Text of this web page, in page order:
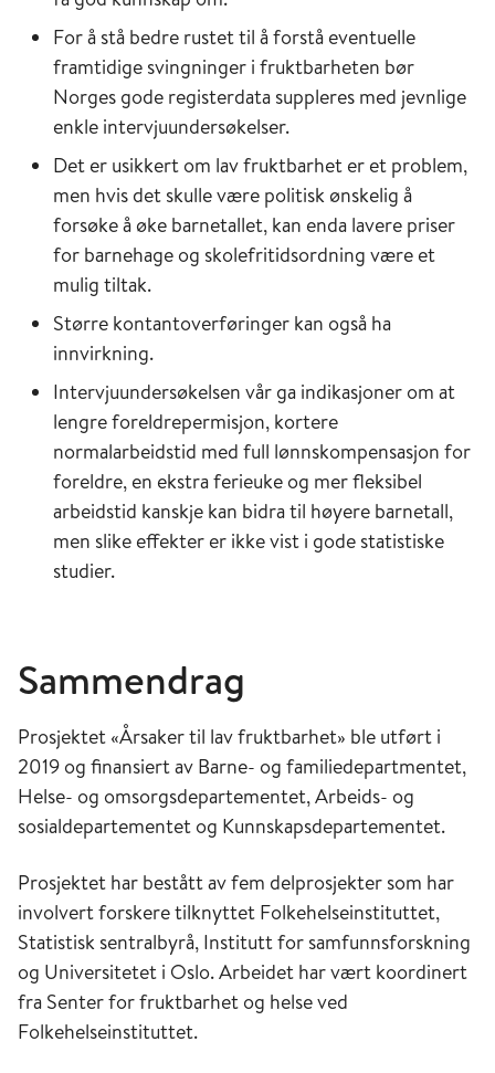
For å stå bedre rustet til å forstå eventuelle
framtidige svingninger i fruktbarheten bør
Norges gode registerdata suppleres med jevnlige
enkle intervjuundersøkelser.
Det er usikkert om lav fruktbarhet er et problem,
men hvis det skulle være politisk ønskelig å
forsøke å øke barnetallet, kan enda lavere priser
for barnehage og skolefritidsordning være et
mulig tiltak.
Større kontantoverføringer kan også ha
innvirkning.
Intervjuundersøkelsen vår ga indikasjoner om at
lengre foreldrepermisjon, kortere
normalarbeidstid med full lønnskompensasjon for
foreldre, en ekstra ferieuke og mer fleksibel
arbeidstid kanskje kan bidra til høyere barnetall,
men slike effekter er ikke vist i gode statistiske
studier.
Sammendrag
Prosjektet «Årsaker til lav fruktbarhet» ble utført i
2019 og finansiert av Barne- og familiedepartmentet,
Helse- og omsorgsdepartementet, Arbeids- og
sosialdepartementet og Kunnskapsdepartementet.
Prosjektet har bestått av fem delprosjekter som har
involvert forskere tilknyttet Folkehelseinstituttet,
Statistisk sentralbyrå, Institutt for samfunnsforskning
og Universitetet i Oslo. Arbeidet har vært koordinert
fra Senter for fruktbarhet og helse ved
Folkehelseinstituttet.